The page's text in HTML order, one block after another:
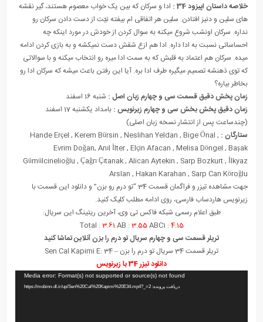
خلاصه داستان اپیزود 34 :
ادا و سرکان که بین یک خواب معصوم هستند، گیر نقشه
های سلین و دنیز افتادن. سلین هر اتفاقی ام بیفته نیّت از دست دادن سرکان رو
نداره. سرکان اونشب شروع میکنه به سوال کردن از خودش در مورد اینکه چه
احساساتی نسبت به ادا داره. ادا هم ازع شقش دست نمیکشه و به بازی کردن ادامه
میده. سرکان هم اعتماد به قلبش که به سمت ادا میره رو انتخاب میکنه و با سوالاتی
که توی ذهنشه تصمیم میگیره طرف ادا بره. آیا این رفتن باعث میشه که سرکان ادا رو
بخاطر بیاره؟
زمان پخش دقیق قسمت سی و چهارم زبان اصل : شنبه 16 اسفند
زمان دقیق پخش بخش سی و چهارم زیرنویس :
بامداد یکشنبه 17 اسفند
(چندساعت پس از انتشار نسخه زبان اصلی)
ستارگان :
Hande Erçel , Kerem Bürsin , Neslihan Yeldan , Bige Önal ,
Evrim Doğan, Anıl İlter, Elçin Afacan , Melisa Döngel , Başak
Gümülcinelioğlu , Çağrı Çıtanak, Alican Aytekin , Sarp Bozkurt, İlkyaz
Arslan , Hakan Karahan , Sarp Can Köroğlu
جهت مشاهده تیزر و فراگمان قسمت 34 “تو درم رو بزن” و دانلود این قسمت با
زیرنویس هاردساب فارسی، روی ادامه مطلب کلیک کنید.
طبق اعلام رسمی شبکه فاکس تی وی، آخرین ریتینگ این سریال:
Total : 3.61 AB : 3.55ABC1 : 4.15
تریلر قسمت سی و چهارم سریال تو درم را بزن آنلاین تماشا کنید
تریلر قسمت 34
سریال تو درم را بزن – Sen Cal Kapimi E: 34
دانلود تیزر 34 با زیرنویس
Media error: Format(s) not supported or source(s) not found
دریافت پرونده: https://mobinn-dl.ir/up/Sen%20Cal%20Kapimi%20E34.mp4?_=2